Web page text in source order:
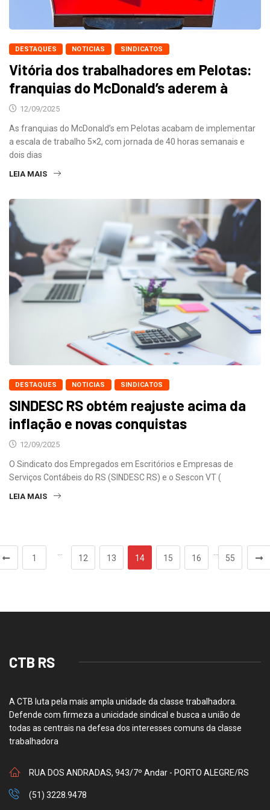
DESTAQUES NOTICIAS SINDICATOS
Vitória dos trabalhadores em Pelotas:
franquias do McDonald’s aderem à
12/09/2025
As franquias do McDonald’s em Pelotas acabam de implementar
a escala de trabalho 5×2, com jornada de 40 horas semanais e
dois dias
LEIA MAIS
DESTAQUES NOTICIAS SINDICATOS
SINDESC RS obtém reajuste acima da
inflação e novas conquistas
12/09/2025
O Sindicato dos Empregados em Escritórios e Empresas de
Serviços Contábeis do RS (SINDESC RS) e o Sescon VT (
LEIA MAIS
1 12 13 14 15 16 55
CTB RS
A CTB luta pela mais ampla unidade da classe trabalhadora.
Defende com firmeza a unicidade sindical e busca a união de
todas as centrais na defesa dos interesses comuns da classe
trabalhadora
RUA DOS ANDRADAS, 943/7º Andar - PORTO ALEGRE/RS
(51) 3228.9478